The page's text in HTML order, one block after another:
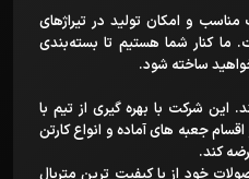
و امکان تولید در تیراژهای
کنار شما هستیم تا بسته‌بندی
ساخته شود.
این شرکت با بهره گیری از تیم با
جعبه های آماده و انواع کارتن
کند.
خود از با کیفیت ترین متریال